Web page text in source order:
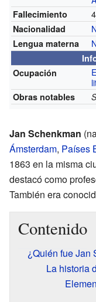
Fallecimiento
Nacionalidad
Lengua materna
Ocupación
Obras notables
Jan Schenkman
Ámsterdam, Países
1863 en la misma
destacó como
También era
Contenido
¿Quién fue Jan
La historia